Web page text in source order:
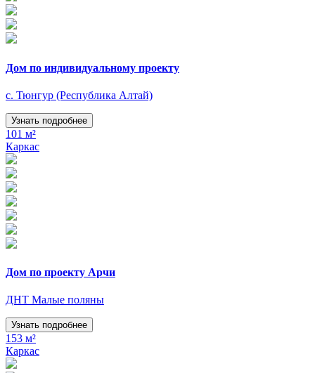
Дом по индивидуальному проекту
с. Тюнгур (Республика Алтай)
Узнать подробнее
101 м²
Каркас
Дом по проекту Арчи
ДНТ Малые поляны
Узнать подробнее
153 м²
Каркас